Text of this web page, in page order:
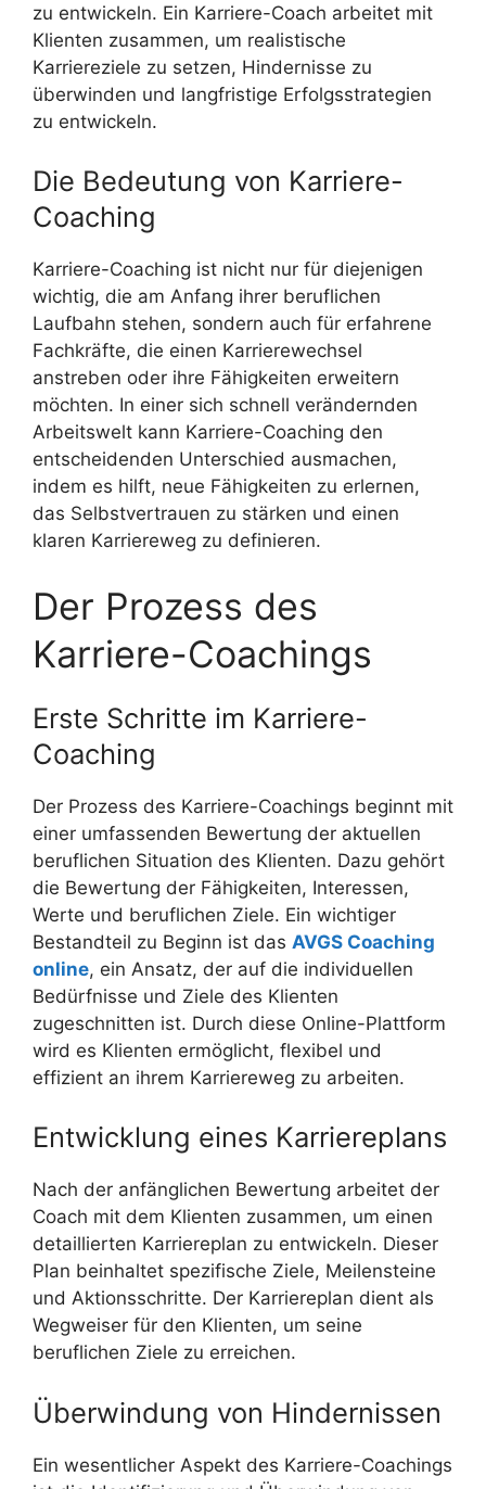
zu entwickeln. Ein Karriere-Coach arbeitet mit
Klienten zusammen, um realistische
Karriereziele zu setzen, Hindernisse zu
überwinden und langfristige Erfolgsstrategien
zu entwickeln.
Die Bedeutung von Karriere-
Coaching
Karriere-Coaching ist nicht nur für diejenigen
wichtig, die am Anfang ihrer beruflichen
Laufbahn stehen, sondern auch für erfahrene
Fachkräfte, die einen Karrierewechsel
anstreben oder ihre Fähigkeiten erweitern
möchten. In einer sich schnell verändernden
Arbeitswelt kann Karriere-Coaching den
entscheidenden Unterschied ausmachen,
indem es hilft, neue Fähigkeiten zu erlernen,
das Selbstvertrauen zu stärken und einen
klaren Karriereweg zu definieren.
Der Prozess des
Karriere-Coachings
Erste Schritte im Karriere-
Coaching
Der Prozess des Karriere-Coachings beginnt mit
einer umfassenden Bewertung der aktuellen
beruflichen Situation des Klienten. Dazu gehört
die Bewertung der Fähigkeiten, Interessen,
Werte und beruflichen Ziele. Ein wichtiger
Bestandteil zu Beginn ist das AVGS Coaching
online, ein Ansatz, der auf die individuellen
Bedürfnisse und Ziele des Klienten
zugeschnitten ist. Durch diese Online-Plattform
wird es Klienten ermöglicht, flexibel und
effizient an ihrem Karriereweg zu arbeiten.
Entwicklung eines Karriereplans
Nach der anfänglichen Bewertung arbeitet der
Coach mit dem Klienten zusammen, um einen
detaillierten Karriereplan zu entwickeln. Dieser
Plan beinhaltet spezifische Ziele, Meilensteine
und Aktionsschritte. Der Karriereplan dient als
Wegweiser für den Klienten, um seine
beruflichen Ziele zu erreichen.
Überwindung von Hindernissen
Ein wesentlicher Aspekt des Karriere-Coachings